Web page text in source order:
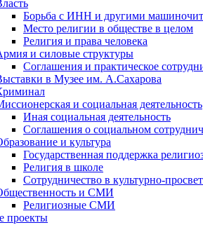
Борьба с ИНН и другими
Место религии в обществе в целом
Религия и права человека
и силовые структуры
Соглашения и практическое
в Музее им. А.Сахарова
и социальная деятельность
Иная социальная деятельность
Соглашения о социальном
и культура
Государственная поддержка
Религия в школе
Сотрудничество в культурно-
и СМИ
Религиозные СМИ
проекты